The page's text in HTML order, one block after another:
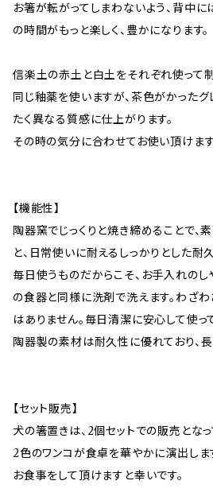
お箸が転がってしまわないよう、背中
の時間がもっと楽しく、豊かになります。
信楽土の赤土と白土をそれぞれ使って制
同じ釉薬を使いますが、茶色がかったグ
たく異なる質感に仕上がります。
その時の気分に合わせてお使い頂けます
【機能性】
陶器窯でじっくりと焼き締めることで
と、日常使いに耐えるしっかりとした耐
毎日使うものだからこそ、お手入れのし
の食器と同様に洗剤で洗えます。わざ
はありません。毎日清潔に安心して使っ
陶器製の素材は耐久性に優れており、長
【セット販売】
犬の箸置きは、2個セットでの販売となっ
2色のワンコが食卓を華やかに演出しま
お食事をして頂けますと幸いです。